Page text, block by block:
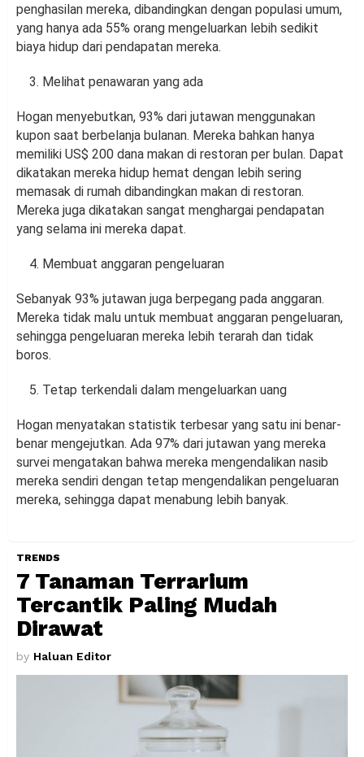
penghasilan mereka, dibandingkan dengan populasi umum,
yang hanya ada 55% orang mengeluarkan lebih sedikit
biaya hidup dari pendapatan mereka.
Melihat penawaran yang ada
Hogan menyebutkan, 93% dari jutawan menggunakan
kupon saat berbelanja bulanan. Mereka bahkan hanya
memiliki US$ 200 dana makan di restoran per bulan. Dapat
dikatakan mereka hidup hemat dengan lebih sering
memasak di rumah dibandingkan makan di restoran.
Mereka juga dikatakan sangat menghargai pendapatan
yang selama ini mereka dapat.
Membuat anggaran pengeluaran
Sebanyak 93% jutawan juga berpegang pada anggaran.
Mereka tidak malu untuk membuat anggaran pengeluaran,
sehingga pengeluaran mereka lebih terarah dan tidak
boros.
Tetap terkendali dalam mengeluarkan uang
Hogan menyatakan statistik terbesar yang satu ini benar-
benar mengejutkan. Ada 97% dari jutawan yang mereka
survei mengatakan bahwa mereka mengendalikan nasib
mereka sendiri dengan tetap mengendalikan pengeluaran
mereka, sehingga dapat menabung lebih banyak.
TRENDS
7 Tanaman Terrarium
Tercantik Paling Mudah
Dirawat
by Haluan Editor